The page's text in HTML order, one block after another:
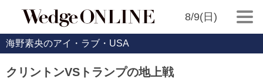
8/9(日)
海野素央のアイ・ラブ・USA
クリントンVSトランプの地上戦